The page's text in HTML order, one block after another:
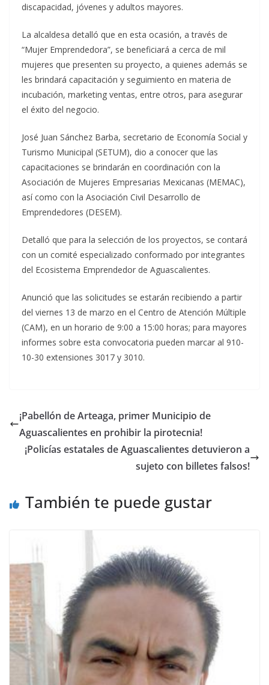
discapacidad, jóvenes y adultos mayores.
La alcaldesa detalló que en esta ocasión, a través de
“Mujer Emprendedora”, se beneficiará a cerca de mil
mujeres que presenten su proyecto, a quienes además se
les brindará capacitación y seguimiento en materia de
incubación, marketing ventas, entre otros, para asegurar
el éxito del negocio.
José Juan Sánchez Barba, secretario de Economía Social y
Turismo Municipal (SETUM), dio a conocer que las
capacitaciones se brindarán en coordinación con la
Asociación de Mujeres Empresarias Mexicanas (MEMAC),
así como con la Asociación Civil Desarrollo de
Emprendedores (DESEM).
Detalló que para la selección de los proyectos, se contará
con un comité especializado conformado por integrantes
del Ecosistema Emprendedor de Aguascalientes.
Anunció que las solicitudes se estarán recibiendo a partir
del viernes 13 de marzo en el Centro de Atención Múltiple
(CAM), en un horario de 9:00 a 15:00 horas; para mayores
informes sobre esta convocatoria pueden marcar al 910-
10-30 extensiones 3017 y 3010.
¡Pabellón de Arteaga, primer Municipio de
Aguascalientes en prohibir la pirotecnia!
¡Policías estatales de Aguascalientes detuvieron a
sujeto con billetes falsos!
También te puede gustar